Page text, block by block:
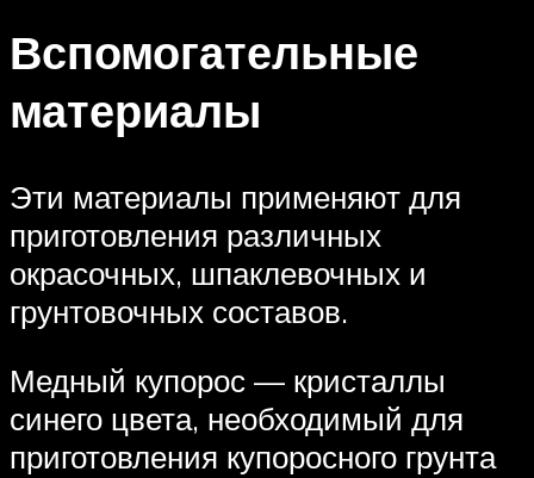
Вспомогательные
материалы
Эти материалы применяют для
приготовления различных
окрасочных, шпаклевочных и
грунтовочных составов.
Медный купорос — кристаллы
синего цвета, необходимый для
приготовления купоросного грунта